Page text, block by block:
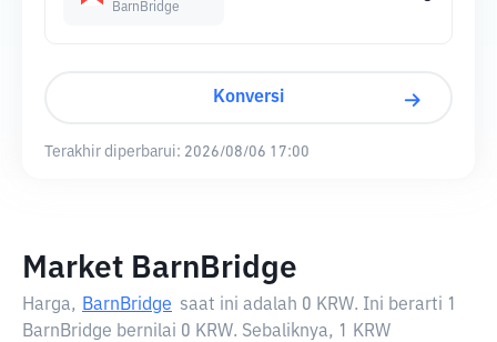
BarnBridge
Konversi
Terakhir diperbarui: 2026/08/06 17:00
Market BarnBridge
Harga, BarnBridge saat ini adalah 0 KRW. Ini berarti 1
BarnBridge bernilai 0 KRW. Sebaliknya, 1 KRW